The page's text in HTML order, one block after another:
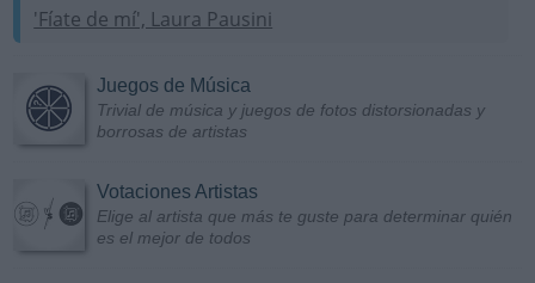
'Fíate de mí', Laura Pausini
Juegos de Música
Trivial de música y juegos de fotos distorsionadas y
borrosas de artistas
Votaciones Artistas
Elige al artista que más te guste para determinar quién
es el mejor de todos